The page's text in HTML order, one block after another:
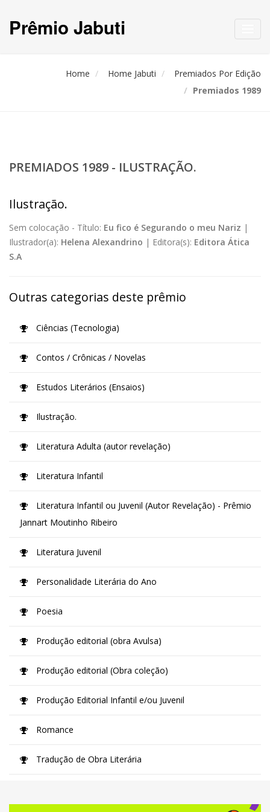
Prêmio Jabuti
Home Home Jabuti
Premiados Por Edição
Premiados 1989
PREMIADOS 1989 - ILUSTRAÇÃO.
Ilustração.
Sem colocação - Título: Eu fico é Segurando o meu Nariz |
Ilustrador(a): Helena Alexandrino | Editora(s): Editora Ática
S.A
Outras categorias deste prêmio
Ciências (Tecnologia)
Contos / Crônicas / Novelas
Estudos Literários (Ensaios)
Ilustração.
Literatura Adulta (autor revelação)
Literatura Infantil
Literatura Infantil ou Juvenil (Autor Revelação) - Prêmio
Jannart Moutinho Ribeiro
Literatura Juvenil
Personalidade Literária do Ano
Poesia
Produção editorial (obra Avulsa)
Produção editorial (Obra coleção)
Produção Editorial Infantil e/ou Juvenil
Romance
Tradução de Obra Literária